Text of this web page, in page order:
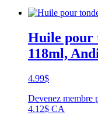
Huile pour
118ml,
4.99$
Devenez membre
4.12$ CA